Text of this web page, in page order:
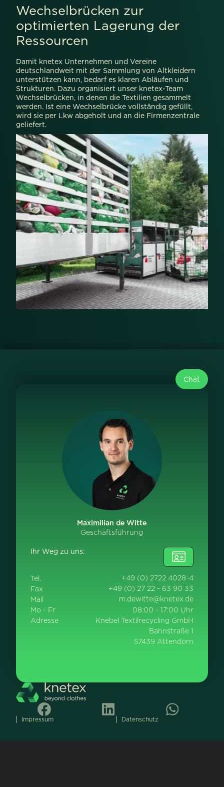
Wechselbrücken zur
optimierten Lagerung der
Ressourcen
Damit knetex Unternehmen und Vereine
deutschlandweit mit der Sammlung von Altkleidern
unterstützen kann, bedarf es klaren Abläufen und
Strukturen. Dazu organisiert unser knetex-Team
Wechselbrücken, in denen die Textilien gesammelt
werden. Ist eine Wechselbrücke vollständig gefüllt,
wird sie per Lkw abgeholt und an die Firmenzentrale
geliefert.
Chat
Maximilian de Witte
Geschäftsführung
Ihr Weg zu uns:
Tel.
+49 (0) 2722 4028-4
Fax
+49 (0) 27 22 - 63 90 33
Mail
m.dewitte@knetex.de
Mo - Fr
08:00 - 17:00 Uhr
Adresse
Knebel Textilrecycling GmbH
Bahnstraße 1
57439 Attendorn
Impressum Datenschutz